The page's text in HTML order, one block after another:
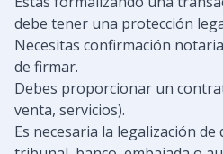
debe tener una protección
Necesitas confirmación
de firmar.
Debes proporcionar un
venta, servicios).
Es necesaria la legalización